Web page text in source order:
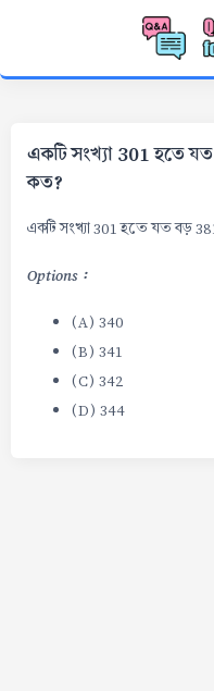
একটি সংখ্যা 301 হতে
কত?
একটি সংখ্যা 301 হতে যত বড়
Options :
(A) 340
(B) 341
(C) 342
(D) 344